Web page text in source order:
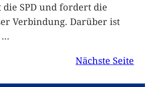
SPD und fordert die
Verbindung. Darüber ist
…
Nächste Seite